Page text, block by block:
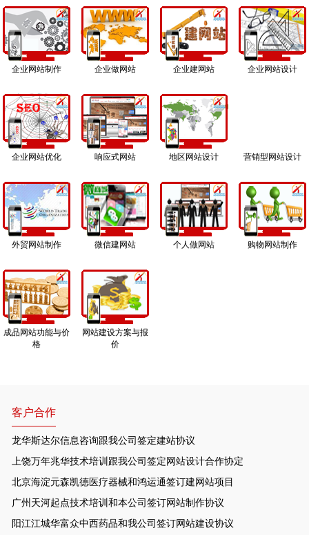
企业网站制作 企业做网站 企业建网站 企业网站设计
企业网站优化 响应式网站 地区网站设计 营销型网站设计
外贸网站制作 微信建网站 个人做网站 购物网站制作
成品网站功能与价
格
网站建设方案与报
价
客户合作
龙华斯达尔信息咨询跟我公司签定建站协议
上饶万年兆华技术培训跟我公司签定网站设计合作协定
北京海淀元森凯德医疗器械和鸿运通签订建网站项目
广州天河起点技术培训和本公司签订网站制作协议
阳江江城华富众中西药品和我公司签订网站建设协议